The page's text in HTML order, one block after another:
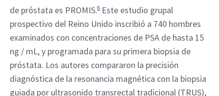
de próstata es PROMIS.6 Este estudio grupal
prospectivo del Reino Unido inscribió a 740 hombres
examinados con concentraciones de PSA de hasta 15
ng / mL, y programada para su primera biopsia de
próstata. Los autores compararon la precisión
diagnóstica de la resonancia magnética con la biopsia
guiada por ultrasonido transrectal tradicional (TRUS),